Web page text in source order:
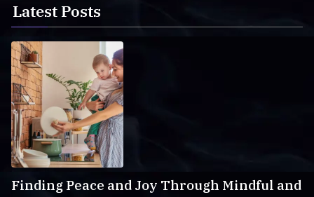
Latest Posts
Finding Peace and Joy Through Mindful and